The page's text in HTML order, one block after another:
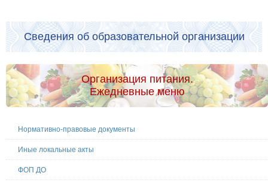
Сведения об образовательной организации
Организация питания.
Ежедневные меню
Нормативно-правовые документы
Иные локальные акты
ФОП ДО